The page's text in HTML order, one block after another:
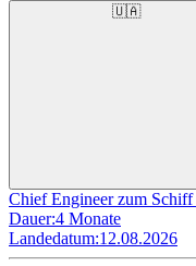
🇺🇦
Chief Engineer zum
Dauer:4 Monate
Landedatum:12.08.2026